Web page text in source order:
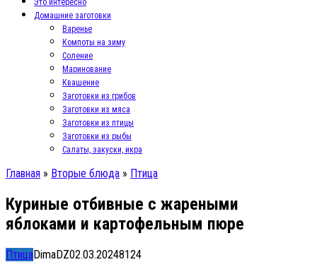
Это интересно
Домашние заготовки
Варенье
Компоты на зиму
Соление
Маринование
Квашение
Заготовки из грибов
Заготовки из мяса
Заготовки из птицы
Заготовки из рыбы
Салаты, закуски, икра
Главная » Вторые блюда » Птица
Куриные отбивные с жареными
яблоками и картофельным пюре
ПтицаDimaDZ02.03.20248124